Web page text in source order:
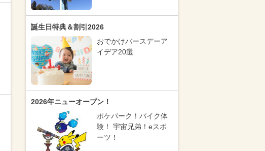
誕生日特典＆割引2026
おでかけバースデーア
イデア20選
2026年ニューオープン！
ポケパーク！バイク体
験！ 宇宙兄弟！eスポ
ーツ！